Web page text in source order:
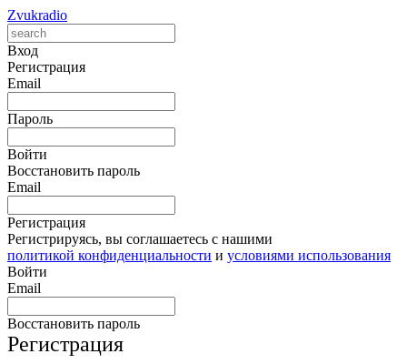
Zvukradio
Вход
Регистрация
Email
Пароль
Войти
Восстановить пароль
Email
Регистрация
Регистрируясь, вы соглашаетесь с нашими
политикой конфиденциальности и условиями использования
Войти
Email
Восстановить пароль
Регистрация